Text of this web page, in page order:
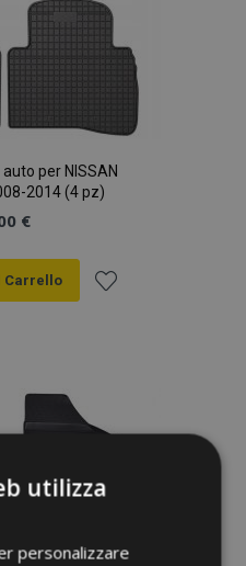
per NISSAN
2014 (4 pz)
€
Carrello
utilizza
personalizzare